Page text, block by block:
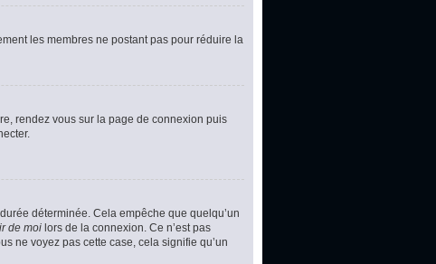
les membres ne postant pas pour réduire la
rendez vous sur la page de connexion puis
déterminée. Cela empêche que quelqu’un
de moi lors de la connexion. Ce n’est pas
ne voyez pas cette case, cela signifie qu’un